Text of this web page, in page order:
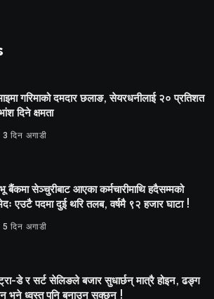
गरिमाको दमदार छलाङ, सेयरधनीलाई २० प्रतिशत
दिने क्षमता
3 दिन अगाडी
बैंकमा सेञ्चुरीबाट आएका कर्मचारीमाथि हदैसम्मको
एउटै पदमा दुई थरि तलब, वर्षमै ९२ हजार घाटा !
5 दिन अगाडी
डे र सर्ट सेलिङले बजार सुधार्छन् मात्रै होइन, ढङ्ग
भने ध्वस्त पनि बनाउन सक्छन् !